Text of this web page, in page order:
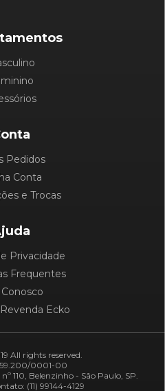
Pedidos
Conta
e Trocas
Privacidade
Frequentes
Conosco
Ecko
All rights reserved.
0001-00
110, Belenzinho - São Paulo, SP.
(11) 99144-4129